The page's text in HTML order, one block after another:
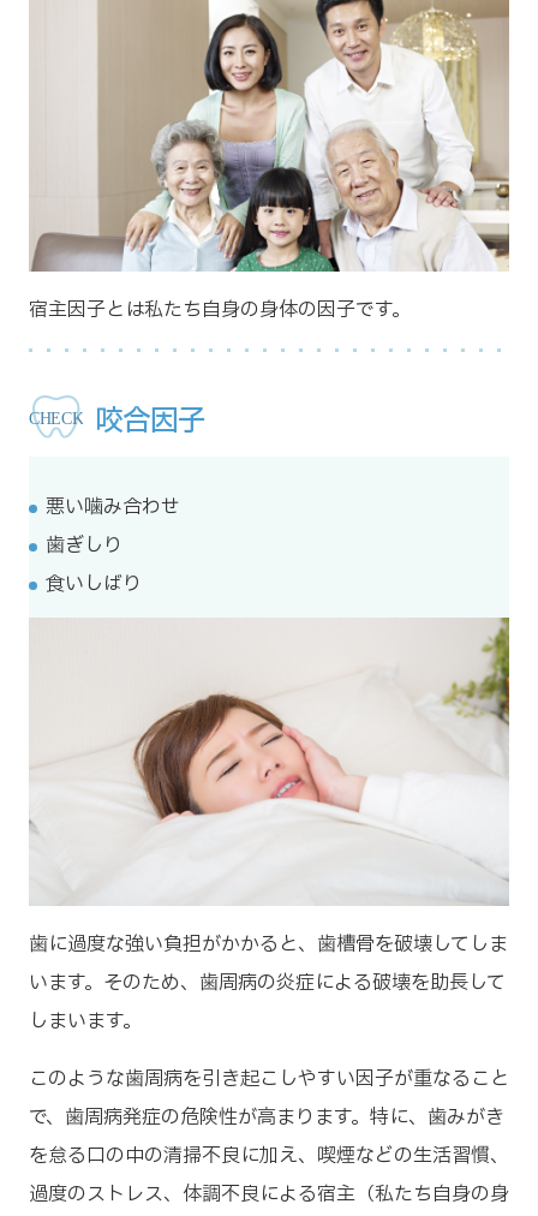
宿主因子とは私たち自身の身体の因子です。
咬合因子
悪い噛み合わせ
歯ぎしり
食いしばり
歯に過度な強い負担がかかると、歯槽骨を破壊してしま
います。そのため、歯周病の炎症による破壊を助長して
しまいます。
このような歯周病を引き起こしやすい因子が重なること
で、歯周病発症の危険性が高まります。特に、歯みがき
を怠る口の中の清掃不良に加え、喫煙などの生活習慣、
過度のストレス、体調不良による宿主（私たち自身の身